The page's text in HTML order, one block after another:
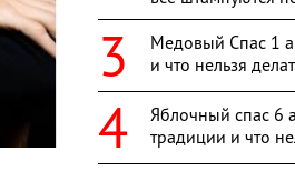
Медовый Спас 1
и что нельзя
Яблочный спас 6
традиции и что